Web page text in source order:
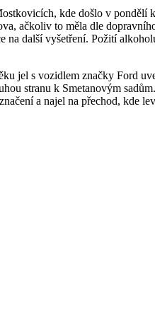
kde došlo v
ačkoliv to měla dle
další vyšetření. Požití
jel s vozidlem značky Ford
stranu k Smetanovým
a najel na přechod, kde